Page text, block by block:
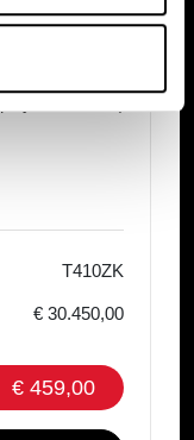
T410ZK
€ 30.450,00
€ 459,00